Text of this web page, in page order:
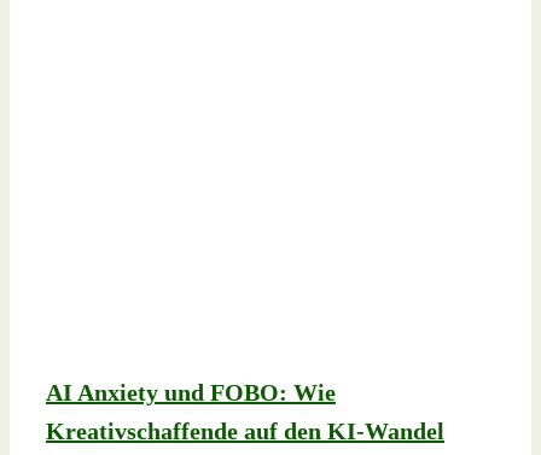
AI Anxiety und FOBO: Wie
Kreativschaffende auf den KI-Wandel